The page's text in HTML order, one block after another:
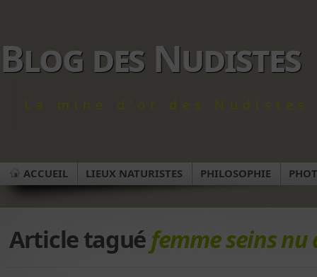
Blog des Nudistes
La mine d'or des
ACCUEIL LIEUX NATURISTES PHILOSOPHIE
Article taguéfemme seins nu